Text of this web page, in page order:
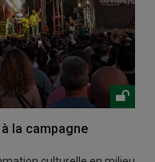
la campagne